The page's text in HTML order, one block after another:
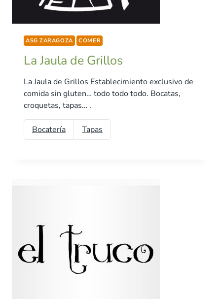
ASG ZARAGOZA COMER
La Jaula de Grillos
La Jaula de Grillos Establecimiento exclusivo de
comida sin gluten… todo todo todo. Bocatas,
croquetas, tapas… .
Bocatería Tapas